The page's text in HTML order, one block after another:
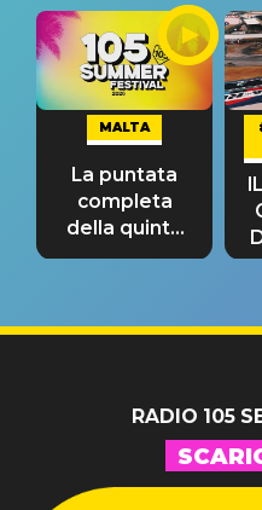
MALTA
La puntata
completa
della quinta
tappa
RADIO 105